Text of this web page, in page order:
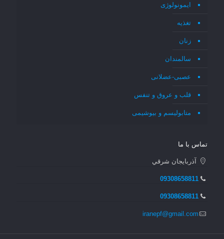
ایمونولوژی
تغذیه
زنان
سالمندان
عصبی-عضلانی
قلب و عروق و تنفس
متابولیسم و بیوشیمی
تماس با ما
آذربايجان شرقي
09308658811
09308658811
iranepf@gmail.com